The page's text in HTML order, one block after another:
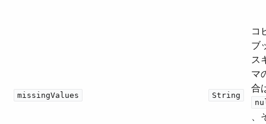
missingValues String
コ
ブ
ス
マ
合
、